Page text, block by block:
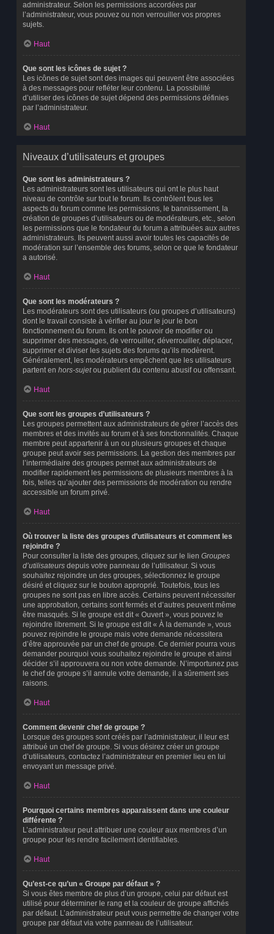
administrateur. Selon les permissions accordées par
l’administrateur, vous pouvez ou non verrouiller vos propres
sujets.
Haut
Que sont les icônes de sujet ?
Les icônes de sujet sont des images qui peuvent être associées
à des messages pour refléter leur contenu. La possibilité
d’utiliser des icônes de sujet dépend des permissions définies
par l’administrateur.
Haut
Niveaux d’utilisateurs et groupes
Que sont les administrateurs ?
Les administrateurs sont les utilisateurs qui ont le plus haut
niveau de contrôle sur tout le forum. Ils contrôlent tous les
aspects du forum comme les permissions, le bannissement, la
création de groupes d’utilisateurs ou de modérateurs, etc., selon
les permissions que le fondateur du forum a attribuées aux autres
administrateurs. Ils peuvent aussi avoir toutes les capacités de
modération sur l’ensemble des forums, selon ce que le fondateur
a autorisé.
Haut
Que sont les modérateurs ?
Les modérateurs sont des utilisateurs (ou groupes d’utilisateurs)
dont le travail consiste à vérifier au jour le jour le bon
fonctionnement du forum. Ils ont le pouvoir de modifier ou
supprimer des messages, de verrouiller, déverrouiller, déplacer,
supprimer et diviser les sujets des forums qu’ils modèrent.
Généralement, les modérateurs empêchent que les utilisateurs
partent en hors-sujetou publient du contenu abusif ou offensant.
Haut
Que sont les groupes d’utilisateurs ?
Les groupes permettent aux administrateurs de gérer l’accès des
membres et des invités au forum et à ses fonctionnalités. Chaque
membre peut appartenir à un ou plusieurs groupes et chaque
groupe peut avoir ses permissions. La gestion des membres par
l’intermédiaire des groupes permet aux administrateurs de
modifier rapidement les permissions de plusieurs membres à la
fois, telles qu’ajouter des permissions de modération ou rendre
accessible un forum privé.
Haut
Où trouver la liste des groupes d’utilisateurs et comment les
rejoindre ?
Pour consulter la liste des groupes, cliquez sur le lien Groupes
d’utilisateurs depuis votre panneau de l’utilisateur. Si vous
souhaitez rejoindre un des groupes, sélectionnez le groupe
désiré et cliquez sur le bouton approprié. Toutefois, tous les
groupes ne sont pas en libre accès. Certains peuvent nécessiter
une approbation, certains sont fermés et d’autres peuvent même
être masqués. Si le groupe est dit « Ouvert », vous pouvez le
rejoindre librement. Si le groupe est dit « À la demande », vous
pouvez rejoindre le groupe mais votre demande nécessitera
d’être approuvée par un chef de groupe. Ce dernier pourra vous
demander pourquoi vous souhaitez rejoindre le groupe et ainsi
décider s’il approuvera ou non votre demande. N’importunez pas
le chef de groupe s’il annule votre demande, il a sûrement ses
raisons.
Haut
Comment devenir chef de groupe ?
Lorsque des groupes sont créés par l’administrateur, il leur est
attribué un chef de groupe. Si vous désirez créer un groupe
d’utilisateurs, contactez l’administrateur en premier lieu en lui
envoyant un message privé.
Haut
Pourquoi certains membres apparaissent dans une couleur
différente ?
L’administrateur peut attribuer une couleur aux membres d’un
groupe pour les rendre facilement identifiables.
Haut
Qu’est-ce qu’un « Groupe par défaut » ?
Si vous êtes membre de plus d’un groupe, celui par défaut est
utilisé pour déterminer le rang et la couleur de groupe affichés
par défaut. L’administrateur peut vous permettre de changer votre
groupe par défaut via votre panneau de l’utilisateur.